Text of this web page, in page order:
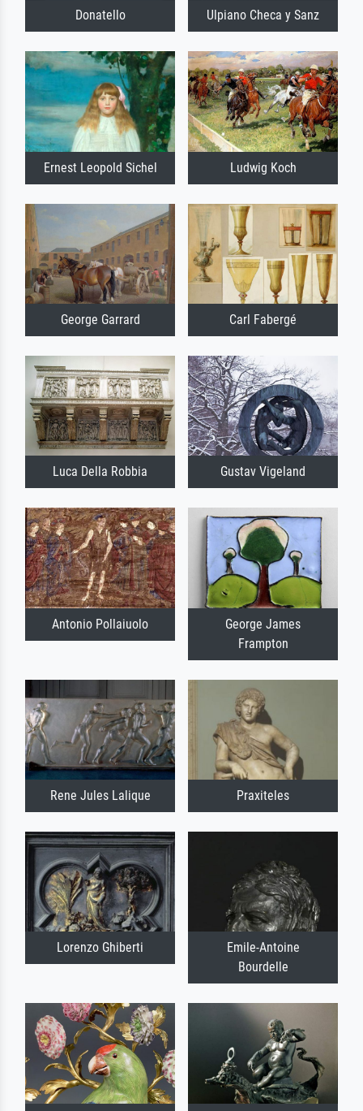
Donatello Ulpiano Checa y Sanz
Ernest Leopold Sichel Ludwig Koch
George Garrard Carl Fabergé
Luca Della Robbia Gustav Vigeland
Antonio Pollaiuolo
George James
Frampton
Rene Jules Lalique Praxiteles
Lorenzo Ghiberti
Emile-Antoine
Bourdelle